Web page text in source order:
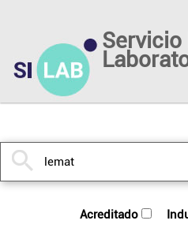
acreditado